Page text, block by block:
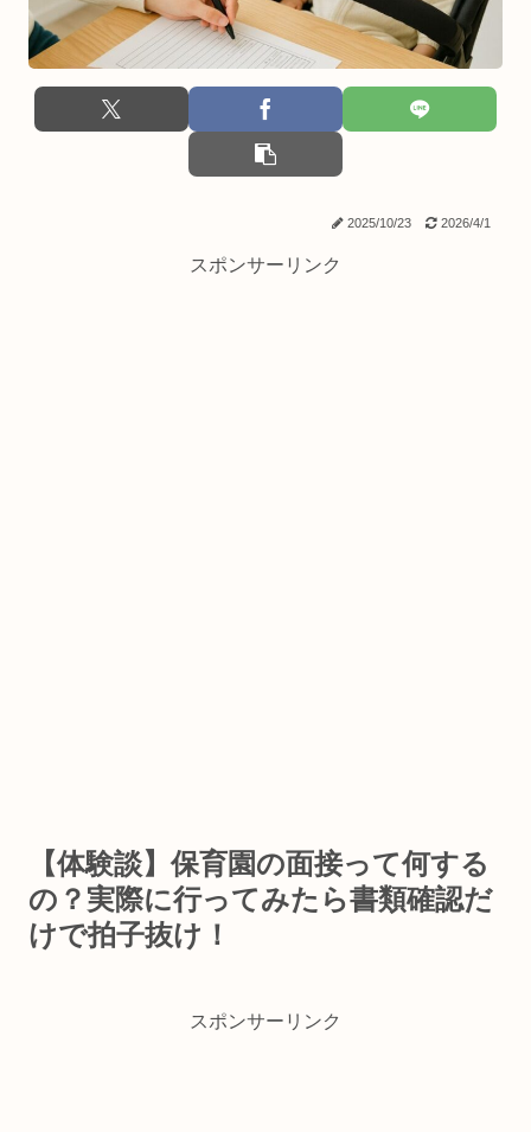
2025/10/23 2026/4/1
スポンサーリンク
【体験談】保育園の面接って何する
の？実際に行ってみたら書類確認だ
けで拍子抜け！
スポンサーリンク